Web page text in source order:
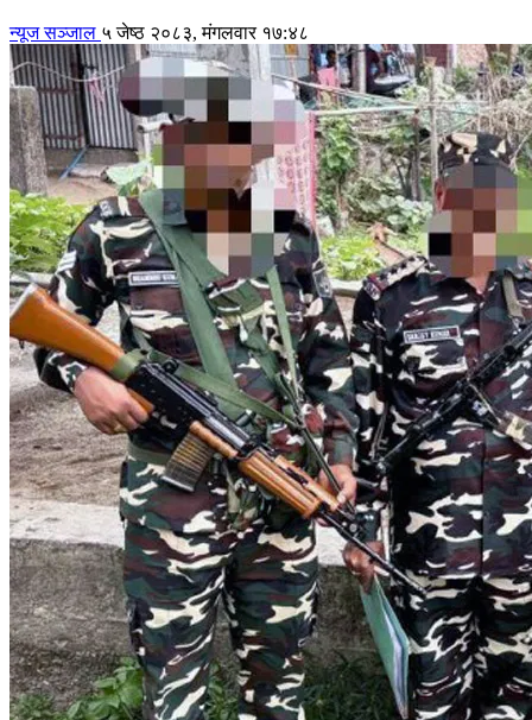
न्यूज सञ्जाल ५ जेष्ठ २०८३, मंगलवार १७:४८